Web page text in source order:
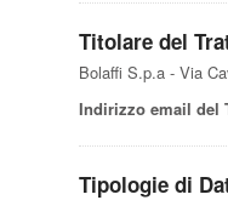
Titolare del
Bolaffi S.p.a - Via
Indirizzo email del
Tipologie di